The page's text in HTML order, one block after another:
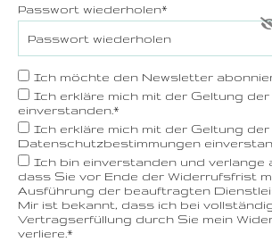
Passwort wiederholen*
Ich möchte den Newsletter
Ich erkläre mich mit der Geltung der
einverstanden.*
Ich erkläre mich mit der Geltung der
Datenschutzbestimmungen
Ich bin einverstanden und verlange
dass Sie vor Ende der Widerrufsfrist
Ausführung der beauftragten
Mir ist bekannt, dass ich bei
Vertragserfüllung durch Sie mein
verliere.*